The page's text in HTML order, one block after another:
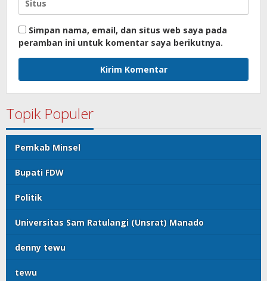
Simpan nama, email, dan situs web saya pada
peramban ini untuk komentar saya berikutnya.
Topik Populer
Pemkab Minsel
Bupati FDW
Politik
Universitas Sam Ratulangi (Unsrat) Manado
denny tewu
tewu